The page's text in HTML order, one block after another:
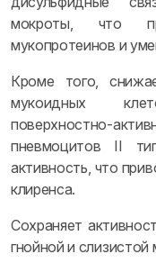
мокроты, что
мукопротеинов и
Кроме того,
мукоидных
поверхностно-
пневмоцитов II
активность, что
клиренса.
Сохраняет
гнойной и слизистой